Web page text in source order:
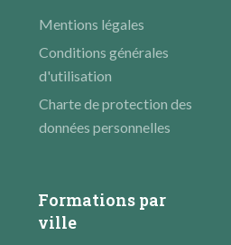
Mentions légales
Conditions générales
d'utilisation
Charte de protection des
données personnelles
Formations par
ville